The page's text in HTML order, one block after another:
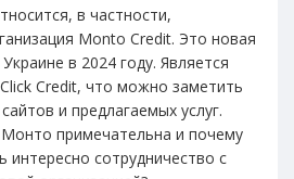
в частности,
Monto Credit. Это новая
в 2024 году. Является
Credit, что можно заметить
и предлагаемых услуг.
примечательна и почему
сотрудничество с